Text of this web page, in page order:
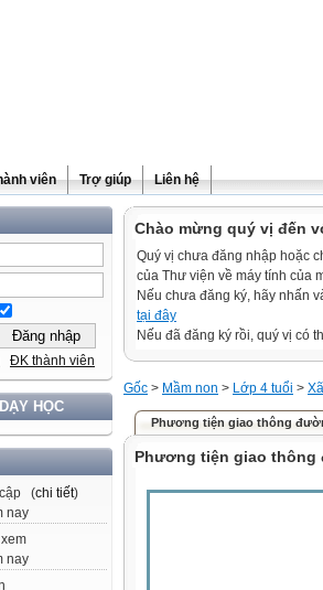
viên Trợ giúp Liên hệ
ĐK thành viên
HỌC
(chi tiết)
nay
nay
Chào mừng quý vị đến
Quý vị chưa đăng nhập hoặc
của Thư viện về máy tính của
Nếu chưa đăng ký, hãy nhấn
tại đây
Nếu đã đăng ký rồi, quý vị có
Gốc > Mầm non > Lớp 4 tuổi >
Phương tiện giao thông
Phương tiện giao thông